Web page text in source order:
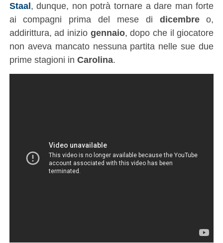
Staal, dunque, non potrà tornare a dare man forte
ai compagni prima del mese di dicembreo,
addirittura, ad inizio gennaio, dopo che il giocatore
non aveva mancato nessuna partita nelle sue due
prime stagioni in Carolina.